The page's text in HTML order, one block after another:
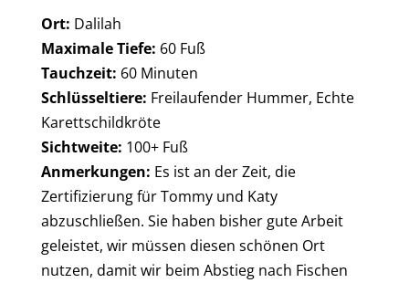
Ort: Dalilah
Maximale Tiefe: 60 Fuß
Tauchzeit: 60 Minuten
Schlüsseltiere: Freilaufender Hummer, Echte
Karettschildkröte
Sichtweite: 100+ Fuß
Anmerkungen: Es ist an der Zeit, die
Zertifizierung für Tommy und Katy
abzuschließen. Sie haben bisher gute Arbeit
geleistet, wir müssen diesen schönen Ort
nutzen, damit wir beim Abstieg nach Fischen